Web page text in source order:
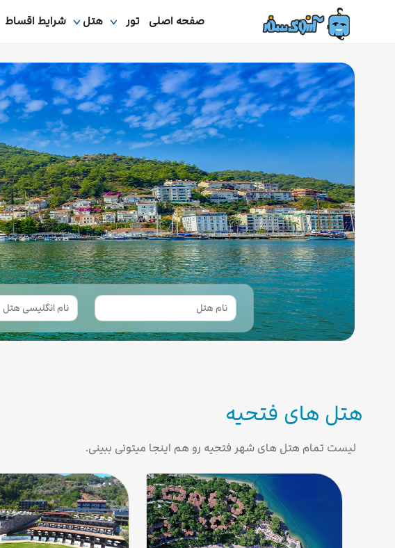
صفحه اصلی تور هتل شرایط اقساط
هتل های فتحیه
لیست تمام هتل های شهر فتحیه رو هم اینجا میتونی ببینی.